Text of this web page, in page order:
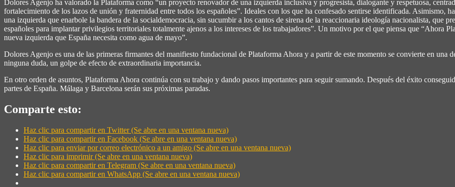
Dolores Agenjo ha valorado la Plataforma como “un proyecto renovador de una izquierda inclusiva y progresista, dialogante y respetuosa,
fortalecimiento de los lazos de unión y fraternidad entre todos los españoles”. Ideales con los que ha confesado sentirse identificada. Asimismo,
una izquierda que enarbole la bandera de la socialdemocracia, sin sucumbir a los cantos de sirena de la reaccionaria ideología nacionalista, que
españoles para implantar privilegios territoriales totalmente ajenos a los intereses de los trabajadores”. Un motivo por el que piensa que “Ahora
nueva izquierda que España necesita como agua de mayo”.
Dolores Agenjo es una de las primeras firmantes del manifiesto fundacional de Plataforma Ahora y a partir de este momento se convierte en
ninguna duda, un golpe de efecto de extraordinaria importancia.
En otro orden de asuntos, Plataforma Ahora continúa con su trabajo y dando pasos importantes para seguir sumando. Después del éxito
partes de España. Málaga y Barcelona serán sus próximas paradas.
Comparte esto:
Haz clic para compartir en Twitter (Se abre en una ventana nueva)
Haz clic para compartir en Facebook (Se abre en una ventana nueva)
Haz clic para enviar por correo electrónico a un amigo (Se abre en una ventana nueva)
Haz clic para imprimir (Se abre en una ventana nueva)
Haz clic para compartir en Telegram (Se abre en una ventana nueva)
Haz clic para compartir en WhatsApp (Se abre en una ventana nueva)